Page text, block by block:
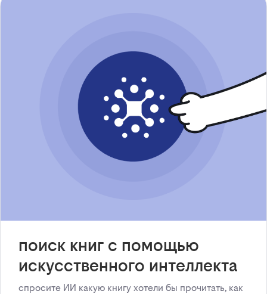
поиск книг с помощью
искусственного интеллекта
спросите ИИ какую книгу хотели бы прочитать, как